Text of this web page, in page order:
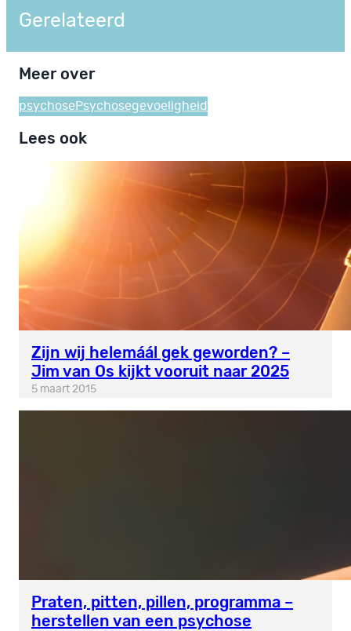
Gerelateerd
Meer over
psychose Psychosegevoeligheid
Lees ook
Zijn wij helemáál gek geworden? –
Jim van Os kijkt vooruit naar 2025
5 maart 2015
Praten, pitten, pillen, programma –
herstellen van een psychose